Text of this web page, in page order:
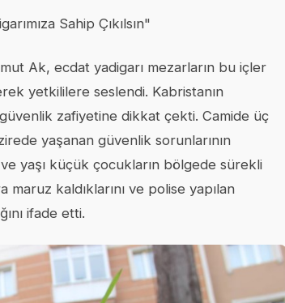
Sahip Çıkılsın"
Ak, ecdat yadigarı mezarların bu içler
yetkililere seslendi. Kabristanın
zafiyetine dikkat çekti. Camide üç
yaşanan güvenlik sorunlarının
yaşı küçük çocukların bölgede sürekli
maruz kaldıklarını ve polise yapılan
ifade etti.